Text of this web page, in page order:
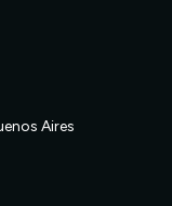
Aires